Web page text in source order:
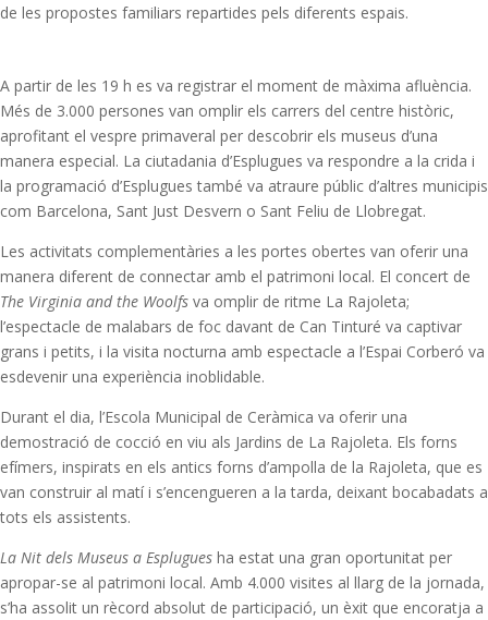
de les propostes familiars repartides pels diferents espais.
A partir de les 19 h es va registrar el moment de màxima afluència.
Més de 3.000 persones van omplir els carrers del centre històric,
aprofitant el vespre primaveral per descobrir els museus d’una
manera especial. La ciutadania d’Esplugues va respondre a la crida i
la programació d’Esplugues també va atraure públic d’altres municipis
com Barcelona, Sant Just Desvern o Sant Feliu de Llobregat.
Les activitats complementàries a les portes obertes van oferir una
manera diferent de connectar amb el patrimoni local. El concert de
The Virginia and the Woolfs va omplir de ritme La Rajoleta;
l’espectacle de malabars de foc davant de Can Tinturé va captivar
grans i petits, i la visita nocturna amb espectacle a l’Espai Corberó va
esdevenir una experiència inoblidable.
Durant el dia, l’Escola Municipal de Ceràmica va oferir una
demostració de cocció en viu als Jardins de La Rajoleta. Els forns
efímers, inspirats en els antics forns d’ampolla de la Rajoleta, que es
van construir al matí i s’encengueren a la tarda, deixant bocabadats a
tots els assistents.
La Nit dels Museus a Esplugues ha estat una gran oportunitat per
apropar-se al patrimoni local. Amb 4.000 visites al llarg de la jornada,
s’ha assolit un rècord absolut de participació, un èxit que encoratja a